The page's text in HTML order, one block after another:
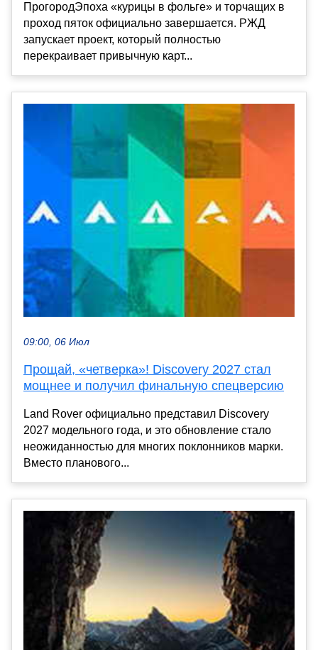
ПрогородЭпоха «курицы в фольге» и торчащих в
проход пяток официально завершается. РЖД
запускает проект, который полностью
перекраивает привычную карт...
09:00, 06 Июл
Прощай, «четверка»! Discovery 2027 стал
мощнее и получил финальную спецверсию
Land Rover официально представил Discovery
2027 модельного года, и это обновление стало
неожиданностью для многих поклонников марки.
Вместо планового...